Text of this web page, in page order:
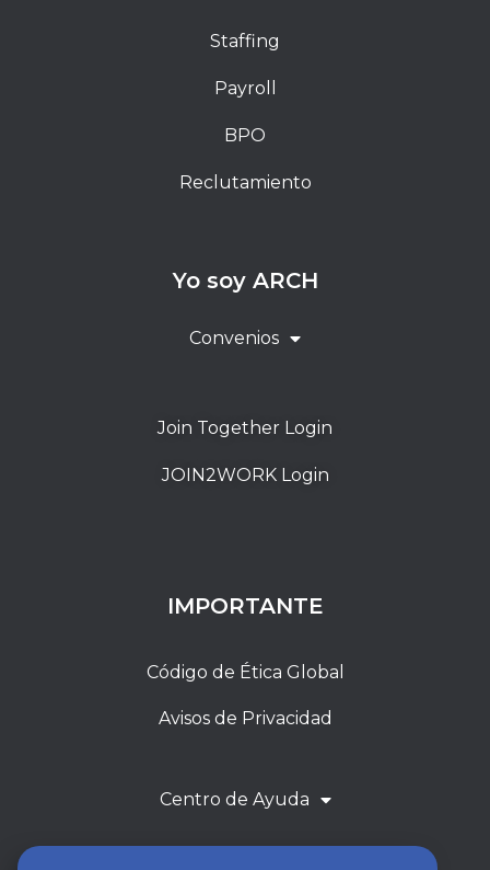
Staffing
Payroll
BPO
Reclutamiento
Yo soy ARCH
Convenios
Join Together Login
JOIN2WORK Login
IMPORTANTE
Código de Ética Global
Avisos de Privacidad
Centro de Ayuda